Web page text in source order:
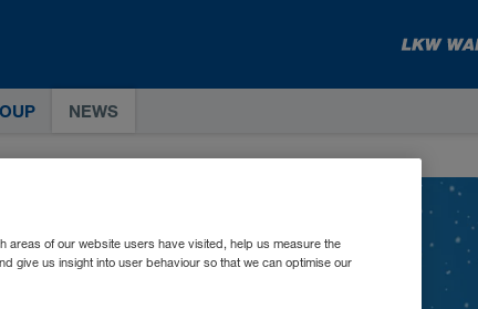
NEWS
areas of our website users have visited, help us measure the
give us insight into user behaviour so that we can optimise our